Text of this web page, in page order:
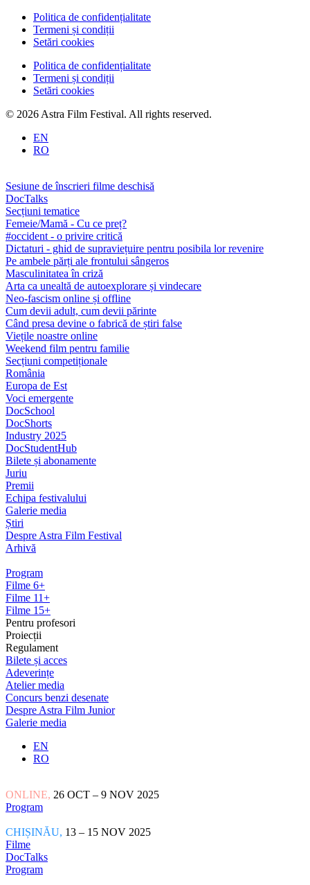
Politica de confidențialitate
Termeni și condiții
Setări cookies
Politica de confidențialitate
Termeni și condiții
Setări cookies
© 2026 Astra Film Festival. All rights reserved.
EN
RO
Sesiune de înscrieri filme deschisă
DocTalks
Secțiuni tematice
Femeie/Mamă - Cu ce preț?
#occident - o privire critică
Dictaturi - ghid de supraviețuire pentru posibila lor revenire
Pe ambele părți ale frontului sângeros
Masculinitatea în criză
Arta ca unealtă de autoexplorare și vindecare
Neo-fascism online și offline
Cum devii adult, cum devii părinte
Când presa devine o fabrică de știri false
Viețile noastre online
Weekend film pentru familie
Secțiuni competiționale
România
Europa de Est
Voci emergente
DocSchool
DocShorts
Industry 2025
DocStudentHub
Bilete și abonamente
Juriu
Premii
Echipa festivalului
Galerie media
Știri
Despre Astra Film Festival
Arhivă
Program
Filme 6+
Filme 11+
Filme 15+
Pentru profesori
Proiecții
Regulament
Bilete și acces
Adeverințe
Atelier media
Concurs benzi desenate
Despre Astra Film Junior
Galerie media
EN
RO
ONLINE, 26 OCT – 9 NOV 2025
Program
CHIȘINĂU, 13 – 15 NOV 2025
Filme
DocTalks
Program